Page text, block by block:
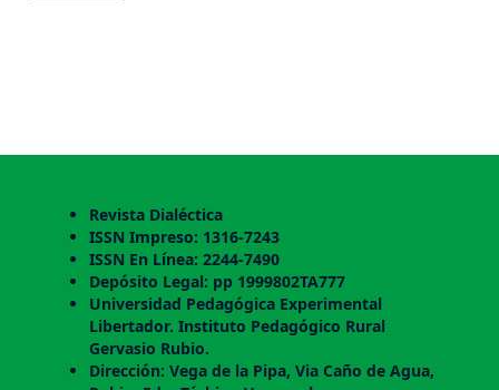
Revista Dialéctica
ISSN Impreso: 1316-7243
ISSN En Línea: 2244-7490
Depósito Legal: pp 1999802TA777
Universidad Pedagógica Experimental
Libertador. Instituto Pedagógico Rural
Gervasio Rubio.
Dirección: Vega de la Pipa, Via Caño de Agua,